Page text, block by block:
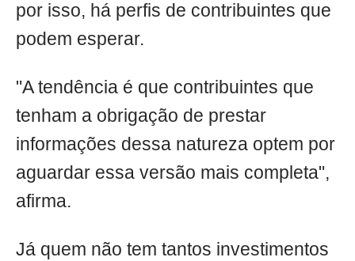
por isso, há perfis de contribuintes que
podem esperar.
"A tendência é que contribuintes que
tenham a obrigação de prestar
informações dessa natureza optem por
aguardar essa versão mais completa",
afirma.
Já quem não tem tantos investimentos